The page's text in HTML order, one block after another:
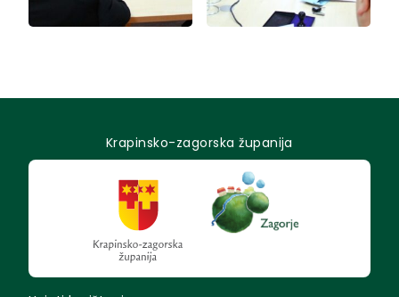
Krapinsko-zagorska županija